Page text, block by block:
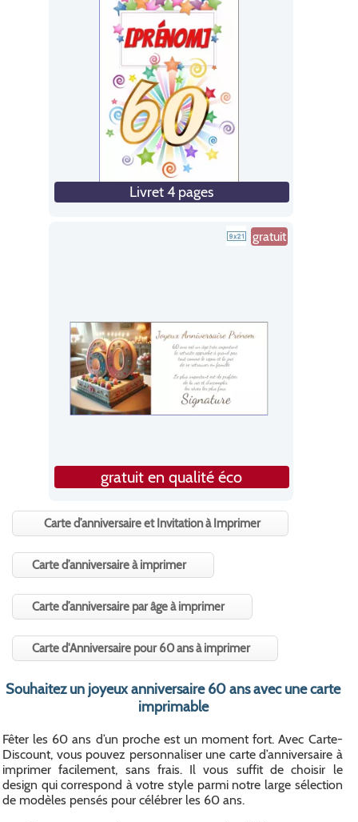
Carte d’anniversaire et Invitation à Imprimer
Carte d’anniversaire à imprimer
Carte d’anniversaire par âge à imprimer
Carte d'Anniversaire pour 60 ans à imprimer
Livret 4 pages
gratuit
gratuit en qualité éco
Souhaitez un joyeux anniversaire60 ans avec une carte
imprimable
Fêter les 60 ans d’un proche est un moment fort. Avec Carte-
Discount, vous pouvez personnaliser une carte d’anniversaire à
imprimer facilement, sans frais. Il vous suffit de choisir le
design qui correspond à votre style parmi notre large sélection
de modèles pensés pour célébrer les 60 ans.